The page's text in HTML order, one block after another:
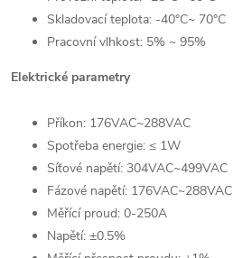
Skladovací teplota: -40°C~ 70°C
Pracovní vlhkost: 5% ~ 95%
Elektrické parametry
Příkon: 176VAC~288VAC
Spotřeba energie: ≤ 1W
Síťové napětí: 304VAC~499VAC
Fázové napětí: 176VAC~288VAC
Měřící proud: 0-250A
Napětí: ±0.5%